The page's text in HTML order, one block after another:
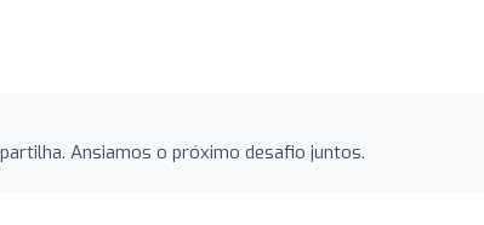
Ansiamos o próximo desafio juntos.